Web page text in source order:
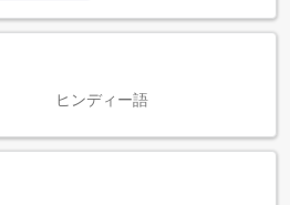
ヒンディー語